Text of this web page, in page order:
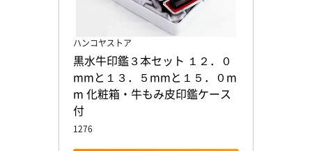
ハンコヤストア
黒水牛印鑑３本セット １２．０
mmと１３．５mmと１５．０m
m 化粧箱・牛もみ皮印鑑ケース
付
1276